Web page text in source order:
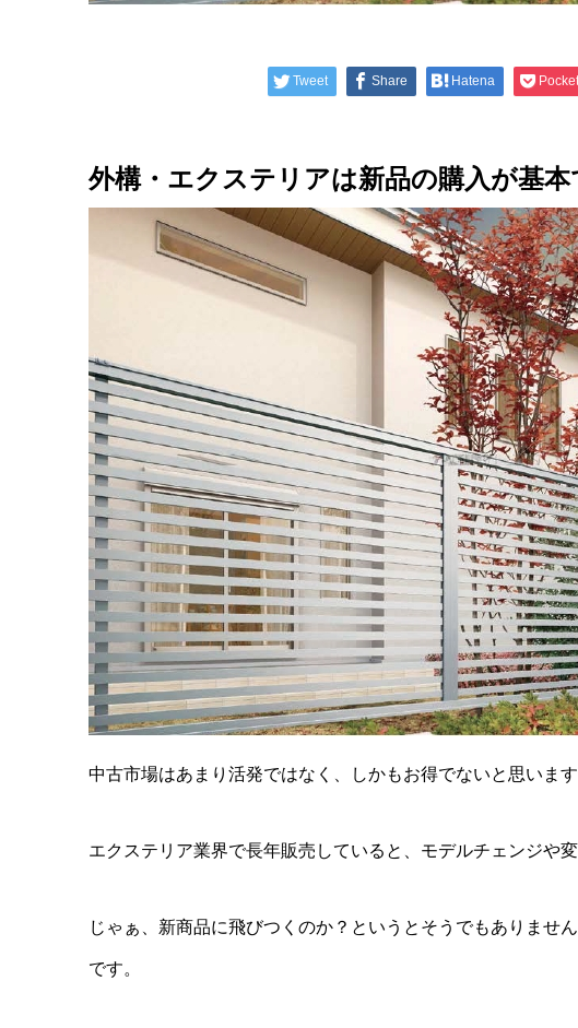
Tweet Share Hatena Pocket
外構・ エクステリアは新品の購入が基本
中古市場はあまり活発ではなく、しかもお得でないと思いま
エクステリア業界で長年販売していると、モデルチェンジや
じゃぁ、新商品に飛びつくのか？というとそうでもありませ
です。